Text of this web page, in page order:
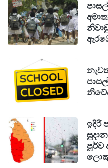
ඉදිරි
පූර්ව
ලොකු